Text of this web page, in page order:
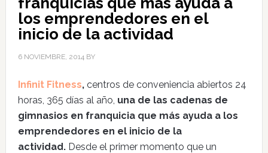
los emprendedores en el
inicio de la actividad
6 NOVIEMBRE, 2014BY
Infinit Fitness, centros de conveniencia abiertos 24
horas, 365 días al año, una de las cadenas de
gimnasios en franquicia que más ayuda a los
emprendedores en el inicio de la
actividad.Desde el primer momento que un